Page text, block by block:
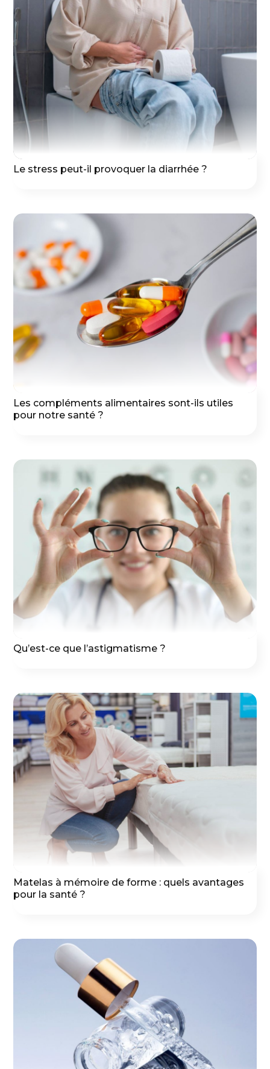
Le stress peut-il provoquer la diarrhée ?
Les compléments alimentaires sont-ils utiles
pour notre santé ?
Qu’est-ce que l’astigmatisme ?
Matelas à mémoire de forme : quels avantages
pour la santé ?